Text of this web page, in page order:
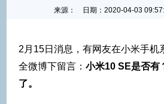
来源： 日期： 2020-04-03
2月15日消息，有网友在小米手机
全微博下留言： 小米10 SE是否有
了。